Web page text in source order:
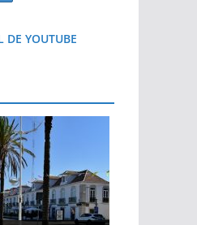
DE YOUTUBE